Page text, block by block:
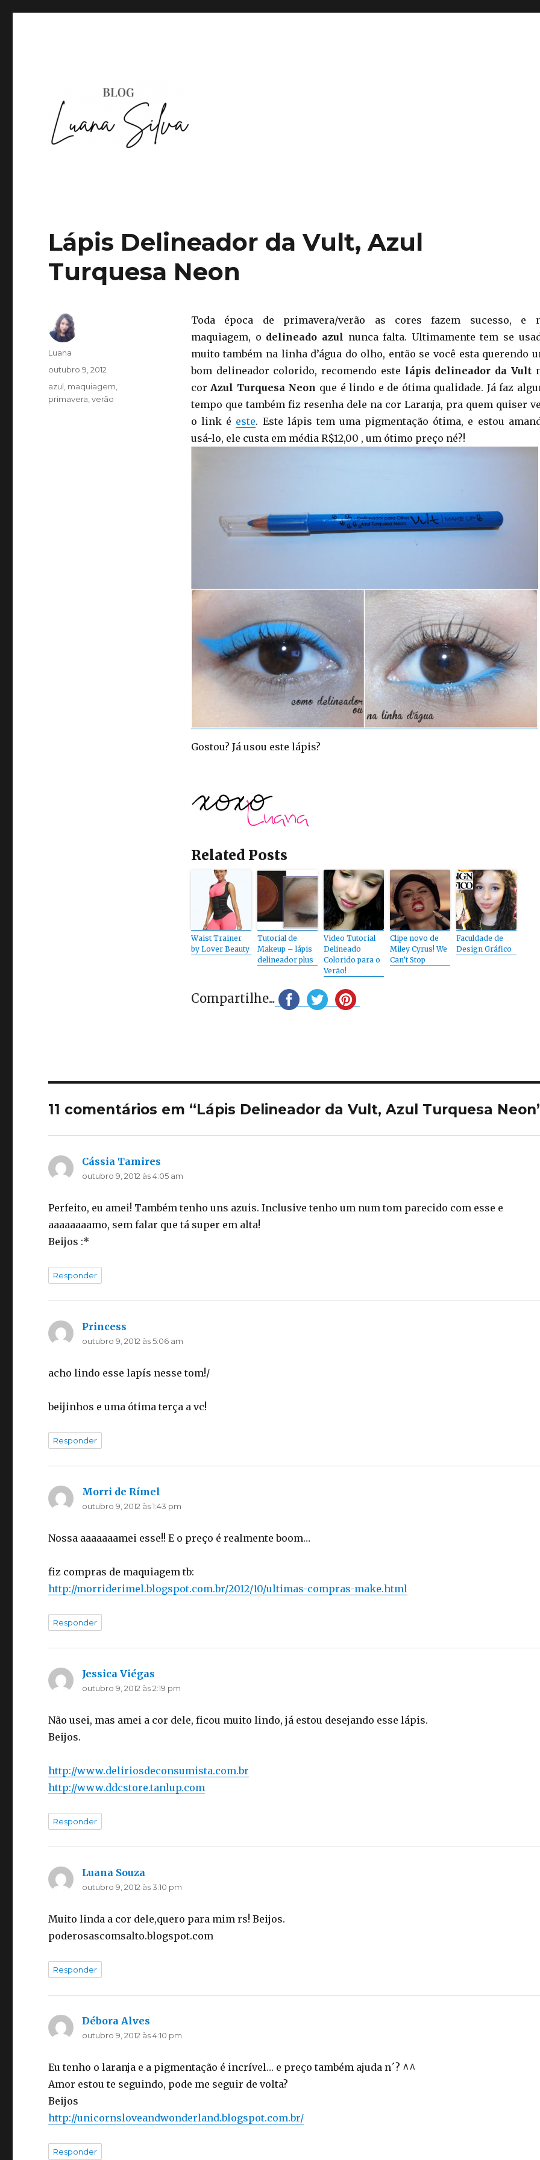
Lápis Delineador da Vult, Azul
Turquesa Neon
Toda época de primavera/verão as cores fazem sucesso, e
maquiagem, o delineado azul nunca falta. Ultimamente tem se
muito também na linha d’água do olho, então se você esta querendo
bom delineador colorido, recomendo este lápis delineador da Vult
corAzul Turquesa Neon que é lindo e de ótima qualidade. Já faz
tempo que também fiz resenha dele na cor Laranja, pra quem quiser
o link é este. Este lápis tem uma pigmentação ótima, e estou
usá-lo, ele custa em média R$12,00 , um ótimo preço né?!
Gostou? Já usou este lápis?
Related Posts
Waist Trainer
by Lover Beauty
Tutorial de
Makeup – lápis
delineador plus
Video Tutorial
Delineado
Colorido para o
Verão!
Clipe novo de
Miley Cyrus! We
Can’t Stop
Faculdade de
Design Gráfico
Compartilhe...
Autor
Luana
Publicado
outubro 9, 2012
Categorias
azul maquiagem
primavera ,verão
11 comentários em “Lápis Delineador da Vult, Azul Turquesa
Cássia Tamires
outubro 9, 2012 às 4:05 am
Perfeito, eu amei! Também tenho uns azuis. Inclusive tenho um num tom parecido com esse e
aaaaaaaamo, sem falar que tá super em alta!
Beijos :*
Responder
Princess
outubro 9, 2012 às 5:06 am
acho lindo esse lapís nesse tom!/
beijinhos e uma ótima terça a vc!
Responder
Morri de Rímel
outubro 9, 2012 às 1:43 pm
Nossa aaaaaaamei esse!! E o preço é realmente boom…
fiz compras de maquiagem tb:
http://morriderimel.blogspot.com.br/2012/10/ultimas-compras-make.html
Responder
Jessica Viégas
outubro 9, 2012 às 2:19 pm
Não usei, mas amei a cor dele, ficou muito lindo, já estou desejando esse lápis.
Beijos.
http://www.deliriosdeconsumista.com.br
http://www.ddcstore.tanlup.com
Responder
Luana Souza
outubro 9, 2012 às 3:10 pm
Muito linda a cor dele,quero para mim rs! Beijos.
poderosascomsalto.blogspot.com
Responder
Débora Alves
outubro 9, 2012 às 4:10 pm
Eu tenho o laranja e a pigmentação é incrível… e preço também ajuda n´? ^^
Amor estou te seguindo, pode me seguir de volta?
Beijos
http://unicornsloveandwonderland.blogspot.com.br/
Responder